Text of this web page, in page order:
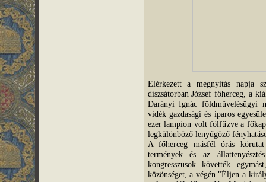
Elérkezett a megnyitás napja
díszsátorban József főherceg, a
Darányi Ignác földművelésügyi
vidék gazdasági és iparos
ezer lampion volt fölfűzve a
legkülönböző lenyűgöző
A főherceg másfél órás
termények és az
kongresszusok követték
közönséget, a végén "Éljen a